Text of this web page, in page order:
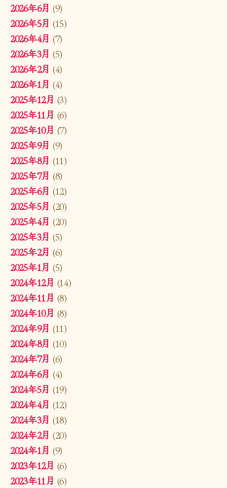
2026年6月 (9)
2026年5月 (15)
2026年4月 (7)
2026年3月 (5)
2026年2月 (4)
2026年1月 (4)
2025年12月 (3)
2025年11月 (6)
2025年10月 (7)
2025年9月 (9)
2025年8月 (11)
2025年7月 (8)
2025年6月 (12)
2025年5月 (20)
2025年4月 (20)
2025年3月 (5)
2025年2月 (6)
2025年1月 (5)
2024年12月 (14)
2024年11月 (8)
2024年10月 (8)
2024年9月 (11)
2024年8月 (10)
2024年7月 (6)
2024年6月 (4)
2024年5月 (19)
2024年4月 (12)
2024年3月 (18)
2024年2月 (20)
2024年1月 (9)
2023年12月 (6)
2023年11月 (6)